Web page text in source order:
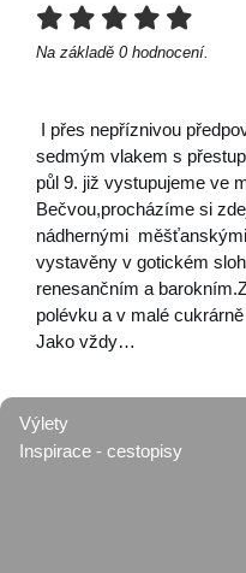
Na základě 0 hodnocení.
I přes nepříznivou
sedmým vlakem s
půl 9. již vystupujeme ve
Bečvou,procházíme si
nádhernými
vystavěny v gotickém
renesančním a
polévku a v malé
Jako vždy…
Výlety
Inspirace - cestopisy